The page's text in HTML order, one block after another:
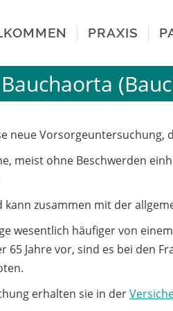
PRAXIS
neue
meist ohne Beschwerden
zusammen mit der
wesentlich häufiger von
Jahre vor, sind es bei den
erhalten sie in der